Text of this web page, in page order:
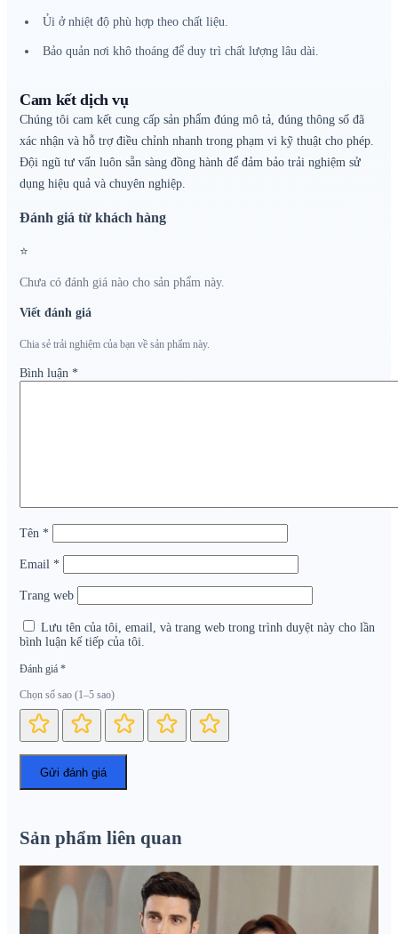
Ủi ở nhiệt độ phù hợp theo chất liệu.
Bảo quản nơi khô thoáng để duy trì chất lượng lâu dài.
Cam kết dịch vụ
Chúng tôi cam kết cung cấp sản phẩm đúng mô tả, đúng thông số đã
xác nhận và hỗ trợ điều chỉnh nhanh trong phạm vi kỹ thuật cho phép.
Đội ngũ tư vấn luôn sẵn sàng đồng hành để đảm bảo trải nghiệm sử
dụng hiệu quả và chuyên nghiệp.
Đánh giá từ khách hàng
⭐
Chưa có đánh giá nào cho sản phẩm này.
Viết đánh giá
Chia sẻ trải nghiệm của bạn về sản phẩm này.
Bình luận *
Tên *
Email *
Trang web
Lưu tên của tôi, email, và trang web trong trình duyệt này cho lần
bình luận kế tiếp của tôi.
Đánh giá *
Chọn số sao (1–5 sao)
Sản phẩm liên quan